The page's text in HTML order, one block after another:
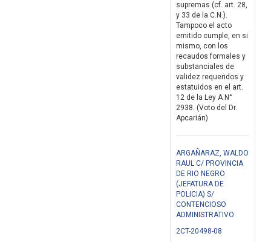
supremas (cf. art. 28,
y 33 de la C.N.).
Tampoco el acto
emitido cumple, en si
mismo, con los
recaudos formales y
substanciales de
validez requeridos y
estatuidos en el art.
12 de la Ley A N°
2938. (Voto del Dr.
Apcarián)
ARGAÑARAZ, WALDO
RAUL C/ PROVINCIA
DE RIO NEGRO
(JEFATURA DE
POLICIA) S/
CONTENCIOSO
ADMINISTRATIVO
2CT-20498-08